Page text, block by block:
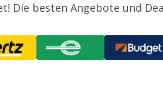
Die besten Angebote und